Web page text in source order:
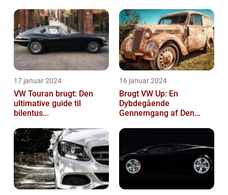
17 januar 2024
VW Touran brugt: Den
ultimative guide til
bilentus...
16 januar 2024
Brugt VW Up: En
Dybdegående
Gennemgang af Den